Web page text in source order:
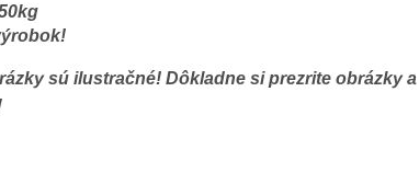
sú ilustračné! Dôkladne si prezrite obrázky a